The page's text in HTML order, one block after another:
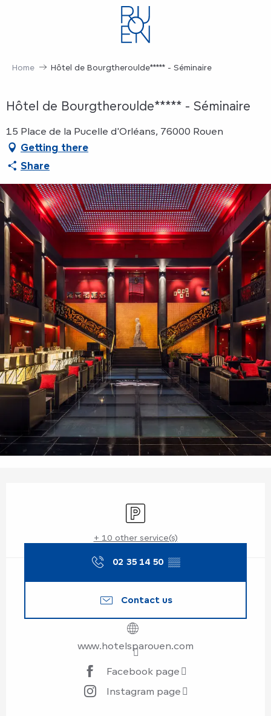
Home Hôtel de Bourgtheroulde***** - Séminaire
Hôtel de Bourgtheroulde***** - Séminaire
15 Place de la Pucelle d'Orléans, 76000 Rouen
Getting there
Share
Car park
+ 10 other service(s)
02 35 14 50 ▒▒
Contact us
www.hotelsparouen.com
Facebook page
Instagram page